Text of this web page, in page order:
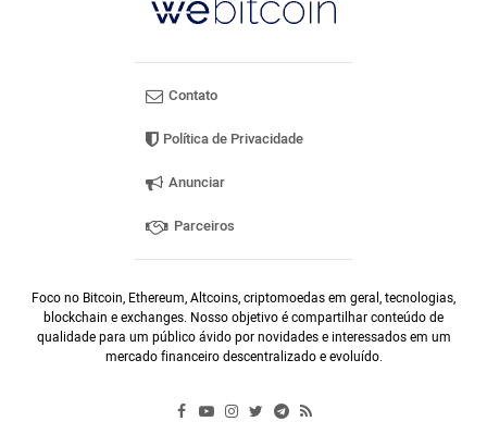
Contato
Política de Privacidade
Anunciar
Parceiros
Foco no Bitcoin, Ethereum, Altcoins, criptomoedas em geral, tecnologias,
blockchain e exchanges. Nosso objetivo é compartilhar conteúdo de
qualidade para um público ávido por novidades e interessados em um
mercado financeiro descentralizado e evoluído.